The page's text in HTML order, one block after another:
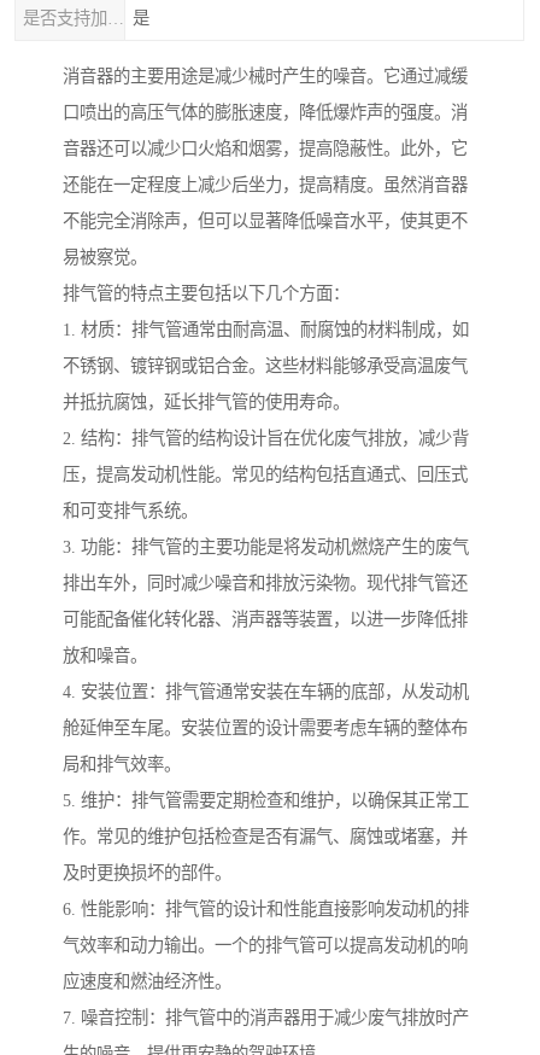
是
消音器的主要用途是减少械时产生的噪音。它通过减缓
口喷出的高压气体的膨胀速度，降低爆炸声的强度。消
音器还可以减少口火焰和烟雾，提高隐蔽性。此外，它
还能在一定程度上减少后坐力，提高精度。虽然消音器
不能完全消除声，但可以显著降低噪音水平，使其更不
易被察觉。
排气管的特点主要包括以下几个方面：
1. 材质：排气管通常由耐高温、耐腐蚀的材料制成，如
不锈钢、镀锌钢或铝合金。这些材料能够承受高温废气
并抵抗腐蚀，延长排气管的使用寿命。
2. 结构：排气管的结构设计旨在优化废气排放，减少背
压，提高发动机性能。常见的结构包括直通式、回压式
和可变排气系统。
3. 功能：排气管的主要功能是将发动机燃烧产生的废气
排出车外，同时减少噪音和排放污染物。现代排气管还
可能配备催化转化器、消声器等装置，以进一步降低排
放和噪音。
4. 安装位置：排气管通常安装在车辆的底部，从发动机
舱延伸至车尾。安装位置的设计需要考虑车辆的整体布
局和排气效率。
5. 维护：排气管需要定期检查和维护，以确保其正常工
作。常见的维护包括检查是否有漏气、腐蚀或堵塞，并
及时更换损坏的部件。
6. 性能影响：排气管的设计和性能直接影响发动机的排
气效率和动力输出。一个的排气管可以提高发动机的响
应速度和燃油经济性。
7. 噪音控制：排气管中的消声器用于减少废气排放时产